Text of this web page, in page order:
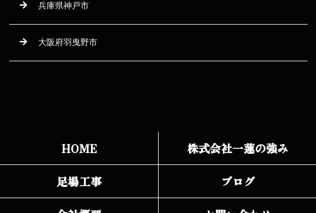
兵庫県神戸市
大阪府羽曳野市
HOME
株式会社一蓮の強み
足場工事
ブログ